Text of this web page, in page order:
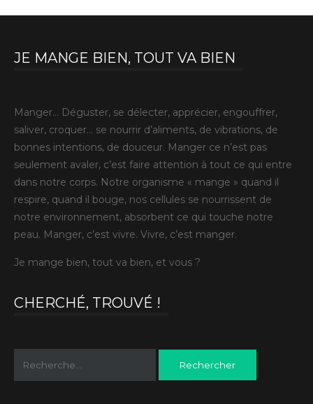
JE MANGE BIEN, TOUT VA BIEN
Manger… Déguster, se délecter, apprécier, engouffrer,
saliver, croquer… se nourrir d’aliments, de vibrations, de
bonnes intentions, de douceur. Manger ce n’est pas
seulement avaler, c’est faire attention à tout ce qui entre
dans notre corps. Notre organisme « mange » quand il
respire, quand il bouge, nos cellules se nourrissent de
notre environnement, absorbent ce qui touche notre
peau. Manger, c’est vivre. Vivre, c’est manger.
Je mange bien, tout va bien, et vous ?
CHERCHÉ, TROUVÉ !